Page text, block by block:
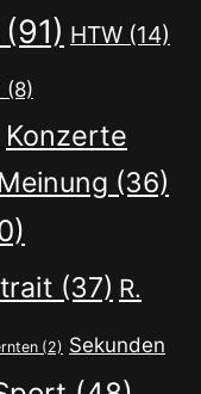
(91) HTW (14)
(8)
Konzerte
Meinung (36)
(37) R.
(2) Sekunden